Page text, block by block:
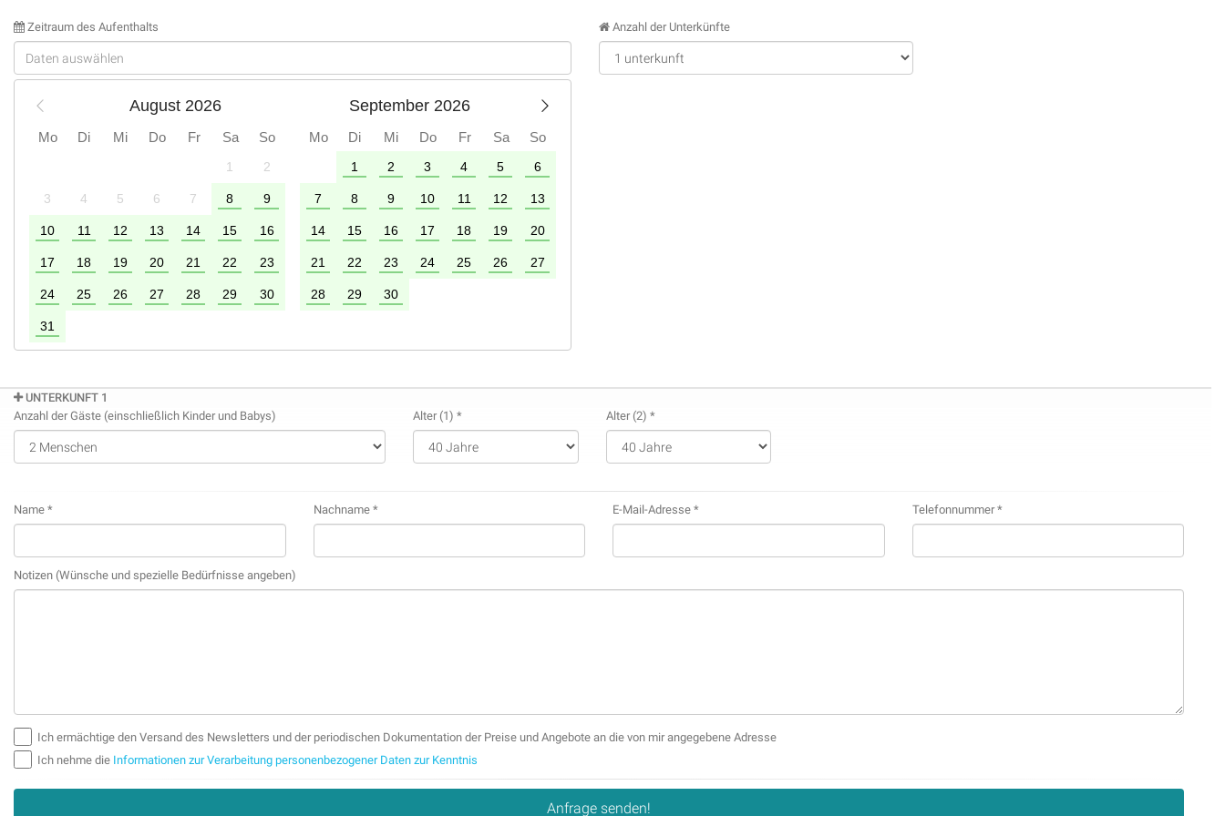
Zeitraum des Aufenthalts
August 2026 September 2026
Mo Di Mi Do Fr Sa So Mo Di Mi Do Fr Sa So
1 2
3 4 5 6 7 8 9
10 11 12 13 14 15 16
17 18 19 20 21 22 23
24 25 26 27 28 29 30
31
1 2 3 4 5 6
7 8 9 10 11 12 13
14 15 16 17 18 19 20
21 22 23 24 25 26 27
28 29 30
Anzahl der Unterkünfte
UNTERKUNFT 1
Anzahl der Gäste (einschließlich Kinder und Babys)
Alter (1) * Alter (2) *
Name * Nachname * E-Mail-Adresse * Telefonnummer *
Notizen (Wünsche und spezielle Bedürfnisse angeben)
Ich ermächtige den Versand des Newsletters und der periodischen Dokumentation der Preise und Angebote an die von mir angegebene Adresse
Ich nehme die Informationen zur Verarbeitung personenbezogener Daten zur Kenntnis
Anfrage senden!